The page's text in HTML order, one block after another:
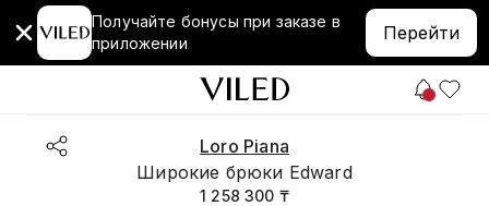
Получайте бонусы при заказе в
приложении
Перейти
Loro Piana
Широкие брюки Edward
1 258 300 ₸